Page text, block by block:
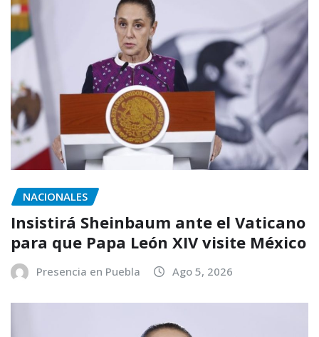
NACIONALES
Insistirá Sheinbaum ante el Vaticano
para que Papa León XIV visite México
Presencia en Puebla Ago 5, 2026